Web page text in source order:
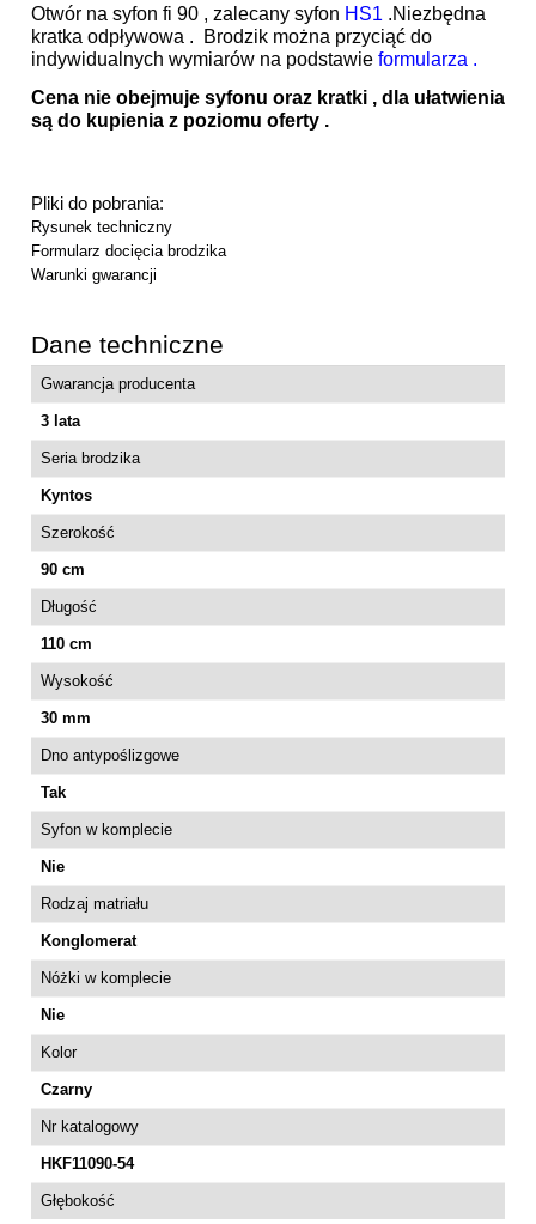
Otwór na syfon fi 90 , zalecany syfon HS1 .Niezbędna
kratka odpływowa . Brodzik można przyciąć do
indywidualnych wymiarów na podstawie formularza .
Cena nie obejmuje syfonu oraz kratki , dla ułatwienia
są do kupienia z poziomu oferty .
Pliki do pobrania:
Rysunek techniczny
Formularz docięcia brodzika
Warunki gwarancji
Dane techniczne
Gwarancja producenta
3 lata
Seria brodzika
Kyntos
Szerokość
90 cm
Długość
110 cm
Wysokość
30 mm
Dno antypoślizgowe
Tak
Syfon w komplecie
Nie
Rodzaj matriału
Konglomerat
Nóżki w komplecie
Nie
Kolor
Czarny
Nr katalogowy
HKF11090-54
Głębokość